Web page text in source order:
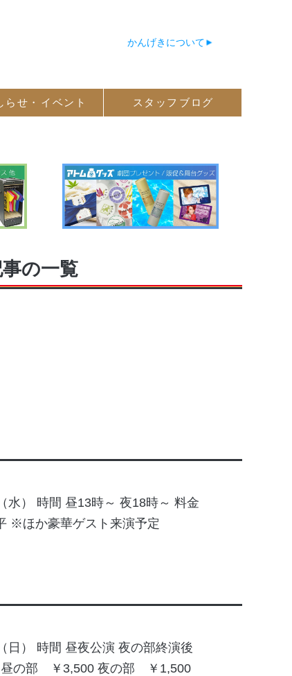
かんげきについて
らせ・ イベント スタッフ ブログ
の一覧
水） 時間 昼13時～ 夜18時～ 料金
※ほか豪華ゲスト来演予定
日） 時間 昼夜公演 夜の部終演後
昼の部 ￥3,500 夜の部 ￥1,500